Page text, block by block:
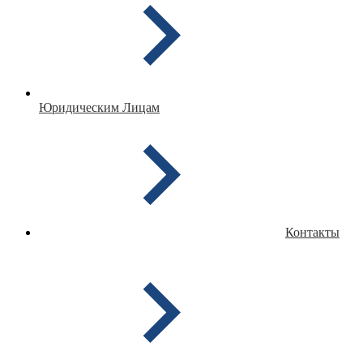
Юридическим Лицам
Контакты